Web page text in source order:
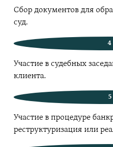
Сбор документов для
суд.
4
Участие в судебных
клиента.
5
Участие в процедуре
реструктуризация или